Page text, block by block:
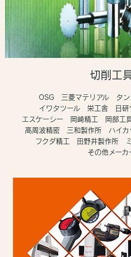
切削工
OSG 三菱マテリアル タ
イワタツール 栄工舎 日研
エスケーシー 岡崎精工 岡部工
高周波精密 三和製作所 ハイ
フクダ精工 田野井製作所
その他メーカ